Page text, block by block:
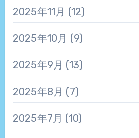
2025年11月 (12)
2025年10月 (9)
2025年9月 (13)
2025年8月 (7)
2025年7月 (10)